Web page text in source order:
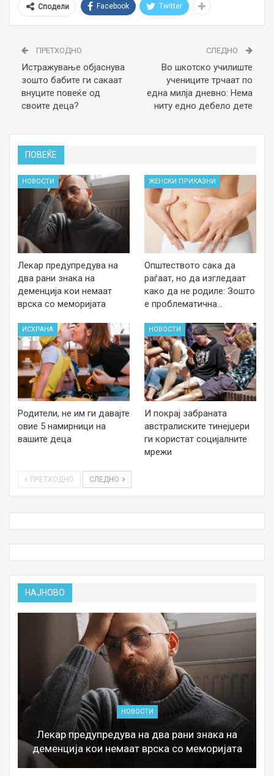
Сподели Facebook Twitter
ПРЕТХОДНО
Истражување објаснува
зошто бабите ги сакаат
внуците повеќе од
своите деца?
СЛЕДНО
Во шкотско училиште
учениците трчаат по
една милја дневно: Нема
ниту едно дебело дете
ПОВЕЌЕ
НОВОСТИ
Лекар предупредува на
два рани знака на
деменција кои немаат
врска со меморијата
ЖЕНСКИ ПРИКАЗНИ
Општеството сака да
раѓаат, но да изгледаат
како да не родиле: Зошто
е проблематична…
ИСХРАНА
Родители, не им ги давајте
овие 5 намирници на
вашите деца
НОВОСТИ
И покрај забраната
австралиските тинејџери
ги користат социјалните
мрежи
ПРЕТХОДНО СЛЕДНО
НАЈНОВО
НОВОСТИ
Лекар предупредува на два рани знака на
деменција кои немаат врска со меморијата